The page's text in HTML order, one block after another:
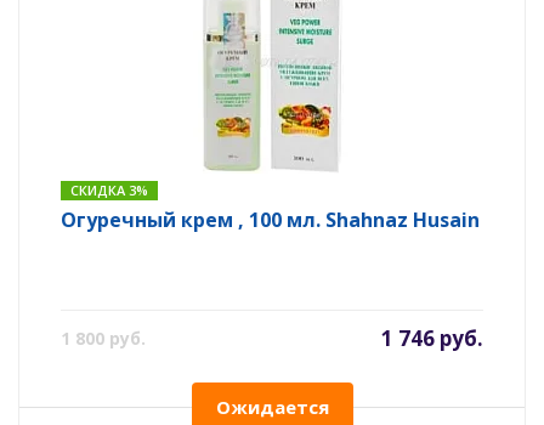
СКИДКА 3%
Огуречный крем , 100 мл. Shahnaz Husain
1 800 руб. 1 746 руб.
Ожидается